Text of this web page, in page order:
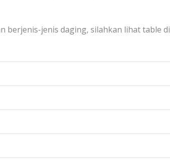
berjenis-jenis daging, silahkan lihat table di